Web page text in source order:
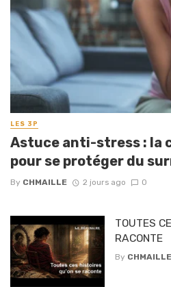
LES 3P
Astuce anti-stress : la
pour se protéger du
By CHMAILLE 2 jours ago 0
TOUTES
RACONTE
By CHMAILLE